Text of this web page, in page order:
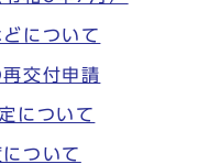
について
交付申請
について
ついて